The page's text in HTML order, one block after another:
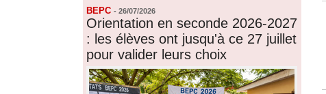
BEPC - 26/07/2026
Orientation en seconde 2026-2027
: les élèves ont jusqu'à ce 27 juillet
pour valider leurs choix